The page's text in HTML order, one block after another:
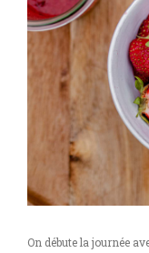
On débute la journée